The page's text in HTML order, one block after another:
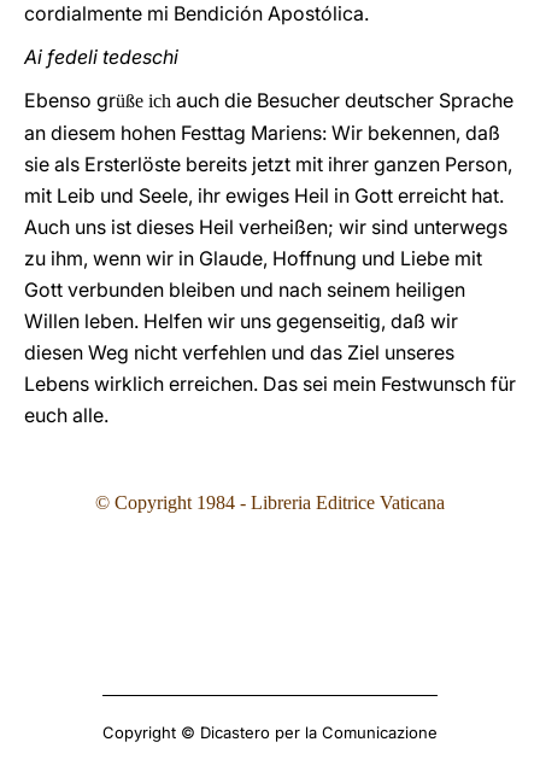
cordialmente mi Bendición Apostólica.
Ai fedeli tedeschi
Ebenso grüße ich auch die Besucher deutscher Sprache
an diesem hohen Festtag Mariens: Wir bekennen, daß
sie als Ersterlöste bereits jetzt mit ihrer ganzen Person,
mit Leib und Seele, ihr ewiges Heil in Gott erreicht hat.
Auch uns ist dieses Heil verheißen; wir sind unterwegs
zu ihm, wenn wir in Glaude, Hoffnung und Liebe mit
Gott verbunden bleiben und nach seinem heiligen
Willen leben. Helfen wir uns gegenseitig, daß wir
diesen Weg nicht verfehlen und das Ziel unseres
Lebens wirklich erreichen. Das sei mein Festwunsch für
euch alle.
© Copyright 1984 - Libreria Editrice Vaticana
Copyright © Dicastero per la Comunicazione